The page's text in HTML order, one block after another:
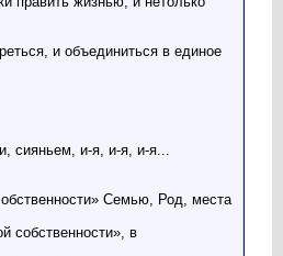
и объединиться в единое
сияньем, и-я, и-я, и-я...
Семью, Род, места
собственности», в